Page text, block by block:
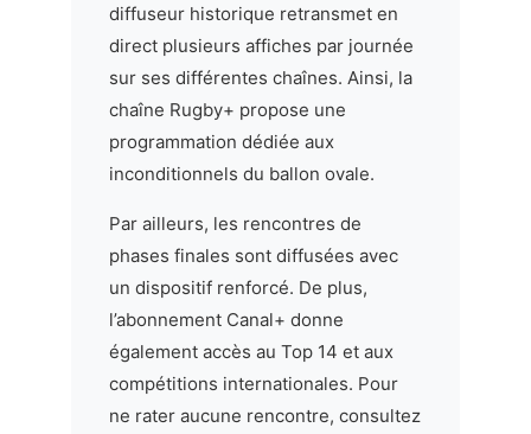
diffuseur historique retransmet en
direct plusieurs affiches par journée
sur ses différentes chaînes. Ainsi, la
chaîne Rugby+ propose une
programmation dédiée aux
inconditionnels du ballon ovale.
Par ailleurs, les rencontres de
phases finales sont diffusées avec
un dispositif renforcé. De plus,
l’abonnement Canal+ donne
également accès au Top 14 et aux
compétitions internationales. Pour
ne rater aucune rencontre, consultez